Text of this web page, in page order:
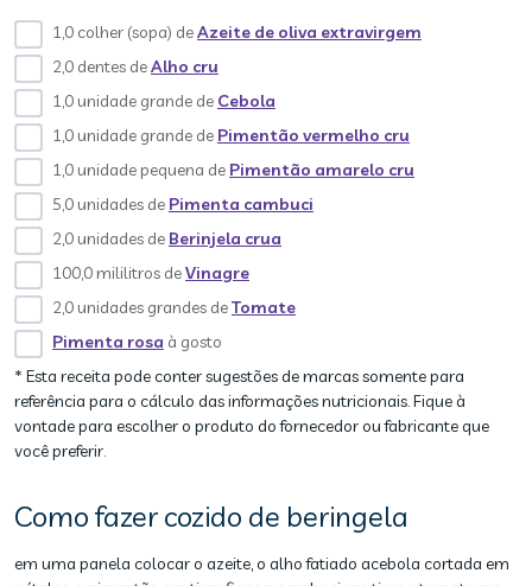
1,0 colher (sopa) deAzeite de oliva extravirgem
2,0 dentes deAlho cru
1,0 unidade grande de Cebola
1,0 unidade grande de Pimentão vermelho cru
1,0 unidade pequena de Pimentão amarelo cru
5,0 unidades de Pimenta cambuci
2,0 unidades de Berinjela crua
100,0 mililitros deVinagre
2,0 unidades grandes deTomate
Pimenta rosa à gosto
* Esta receita pode conter sugestões de marcas somente para
referência para o cálculo das informações nutricionais. Fique à
vontade para escolher o produto do fornecedor ou fabricante que
você preferir.
Como fazer cozido de beringela
em uma panela colocar o azeite, o alho fatiado acebola cortada em